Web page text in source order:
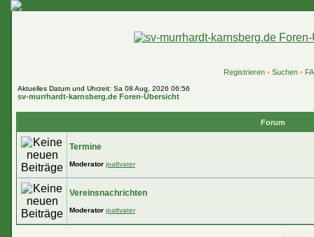
Registrieren• Suchen•
Aktuelles Datum und Uhrzeit: Sa 08 Aug, 2026 06:56
sv-murrhardt-karnsberg.de Foren-Übersicht
Forum
Termine
Moderator joaltvater
Vereinsnachrichten
Moderator joaltvater